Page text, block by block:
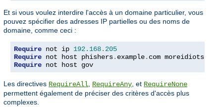
Et si vous voulez interdire l'accès à un domaine particulier, vous
pouvez spécifier des adresses IP partielles ou des noms de
domaine, comme ceci :
Require not ip 192.168. 205
Require not host phishers. example. com moreidiots
Require not host gov
Les directives RequireAll, RequireAny, et RequireNone
permettent également de préciser des critères d'accès plus
complexes.